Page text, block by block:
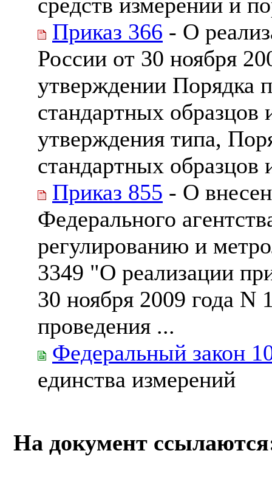
Приказ 366 - О
России от 30 ноября
утверждении Порядка
стандартных образцов
утверждения типа,
стандартных образцов
Приказ 855 - О
Федерального
регулированию и
3349 "О реализации
30 ноября 2009 года
проведения ...
Федеральный закон
единства измерений
На документ